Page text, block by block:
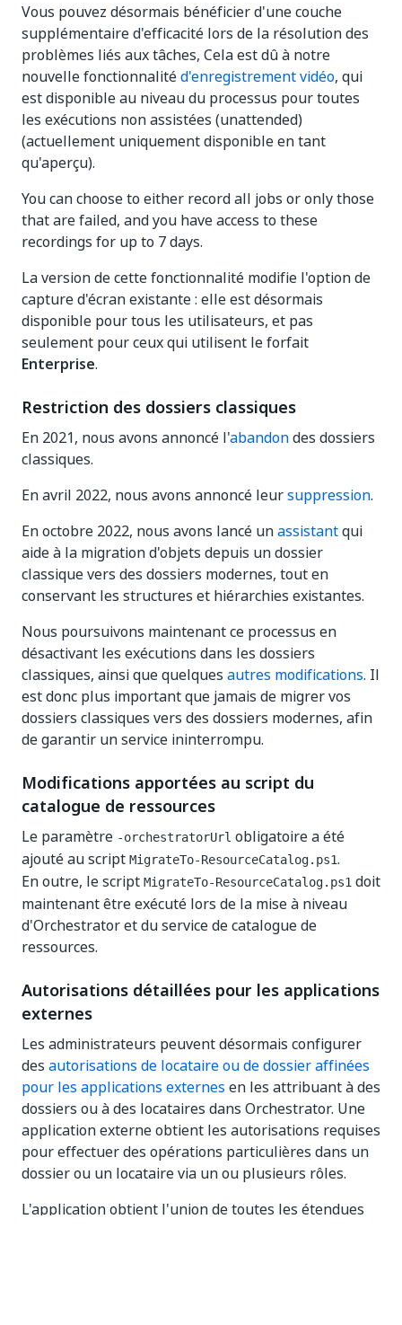
Vous pouvez désormais bénéficier d'une couche
supplémentaire d'efficacité lors de la résolution des
problèmes liés aux tâches, Cela est dû à notre
nouvelle fonctionnalitéd'enregistrement vidéo, qui
est disponible au niveau du processus pour toutes
les exécutions non assistées (unattended)
(actuellement uniquement disponible en tant
qu'aperçu).
You can choose to either record all jobs or only those
that are failed, and you have access to these
recordings for up to 7 days.
La version de cette fonctionnalité modifie l'option de
capture d'écran existante : elle est désormais
disponible pour tous les utilisateurs, et pas
seulement pour ceux qui utilisent le forfait
Enterprise.
Restriction des dossiers classiques
En 2021, nous avons annoncé l'abandondes dossiers
classiques.
En avril 2022, nous avons annoncé leursuppression.
En octobre 2022, nous avons lancé unassistantqui
aide à la migration d'objets depuis un dossier
classique vers des dossiers modernes, tout en
conservant les structures et hiérarchies existantes.
Nous poursuivons maintenant ce processus en
désactivant les exécutions dans les dossiers
classiques, ainsi que quelques autres modifications. Il
est donc plus important que jamais de migrer vos
dossiers classiques vers des dossiers modernes, afin
de garantir un service ininterrompu.
Modifications apportées au script du
catalogue de ressources
Le paramètre -orchestratorUrl obligatoire a été
ajouté au script MigrateTo-ResourceCatalog.ps1.
En outre, le script MigrateTo-ResourceCatalog.ps1 doit
maintenant être exécuté lors de la mise à niveau
d'Orchestrator et du service de catalogue de
ressources.
Autorisations détaillées pour les applications
externes
Les administrateurs peuvent désormais configurer
des autorisations de locataire ou de dossier affinées
pour les applications externes en les attribuant à des
dossiers ou à des locataires dans Orchestrator. Une
application externe obtient les autorisations requises
pour effectuer des opérations particulières dans un
dossier ou un locataire via un ou plusieurs rôles.
L'application obtient l'union de toutes les étendues